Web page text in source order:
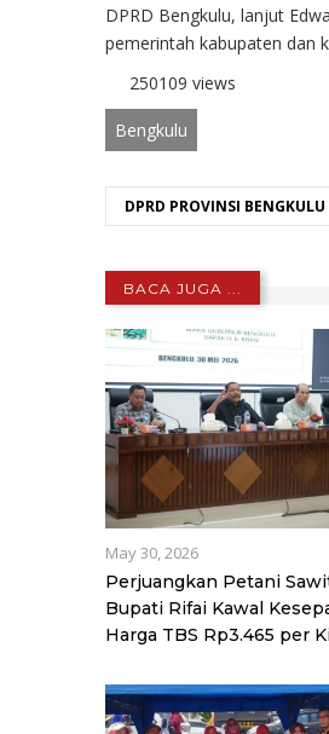
DPRD Bengkulu, lanjut
pemerintah kabupaten dan
250109 views
Bengkulu
DPRD PROVINSI BENGKULU
BACA JUGA ...
May 30, 2026
Perjuangkan Petani
Bupati Rifai Kawal
Harga TBS Rp3.465 per